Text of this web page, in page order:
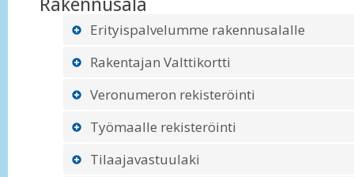
Erityispalvelumme rakennusalalle
Rakentajan Valttikortti
Veronumeron rekisteröinti
Työmaalle rekisteröinti
Tilaajavastuulaki